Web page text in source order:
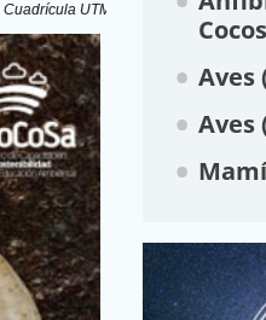
UTM:  29SPC79; Altitud:
Aves
Aves